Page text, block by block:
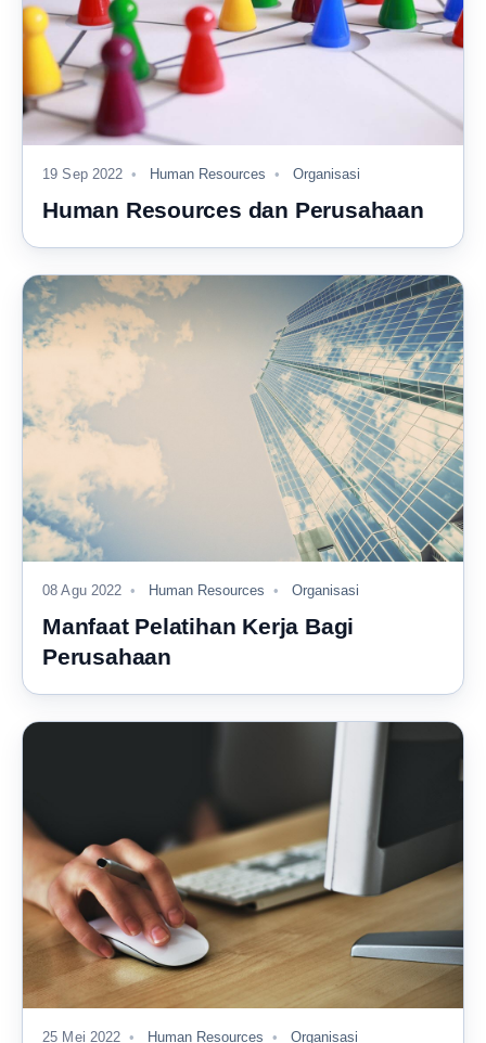
19 Sep 2022 Human Resources Organisasi
Human Resources dan Perusahaan
08 Agu 2022 Human Resources Organisasi
Manfaat Pelatihan Kerja Bagi
Perusahaan
25 Mei 2022 Human Resources Organisasi